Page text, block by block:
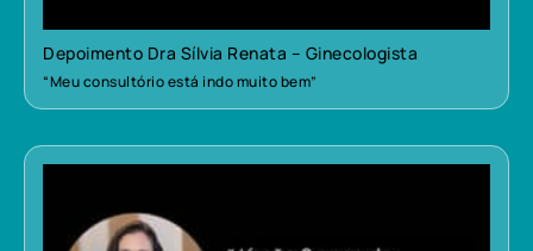
Depoimento Dra Sílvia Renata – Ginecologista
“Meu consultório está indo muito bem”